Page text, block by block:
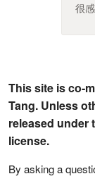
很
This site is co-
Tang. Unless
released under
license.
By asking a